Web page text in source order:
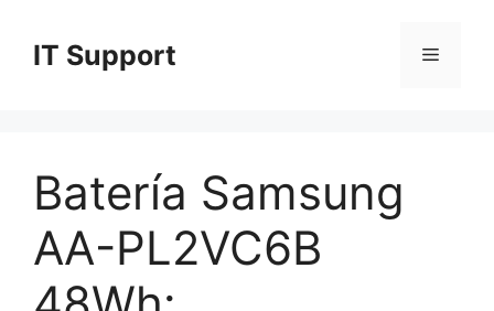
contentIT Support Menu
Batería Samsung
AA-PL2VC6B